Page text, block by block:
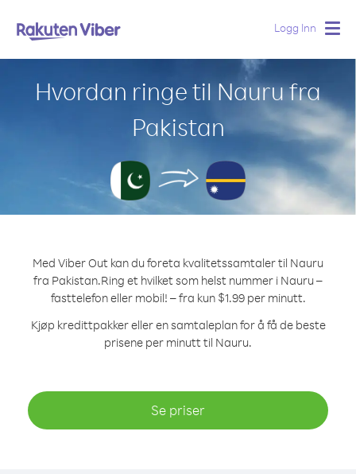
Logg Inn
Hvordan ringe til Nauru fra
Pakistan
Med Viber Out kan du foreta kvalitetssamtaler til Nauru
fra Pakistan.Ring et hvilket som helst nummer i Nauru –
fasttelefon eller mobil! – fra kun $1.99 per minutt.
Kjøp kredittpakker eller en samtaleplan for å få de beste
prisene per minutt til Nauru.
Se priser